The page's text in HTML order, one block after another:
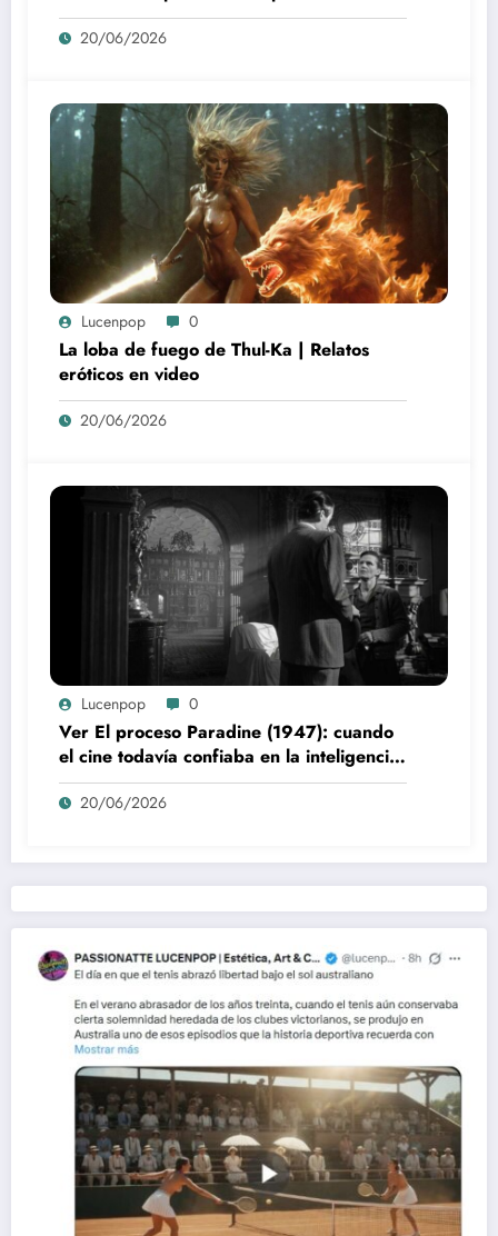
20/06/2026
Lucenpop 0
La loba de fuego de Thul-Ka | Relatos
eróticos en video
20/06/2026
Lucenpop 0
Ver El proceso Paradine (1947): cuando
el cine todavía confiaba en la inteligencia
del espectador
20/06/2026